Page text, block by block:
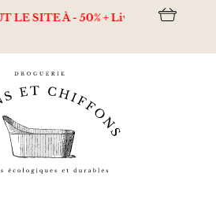
SITE À - 50% + Livraison offerte dès